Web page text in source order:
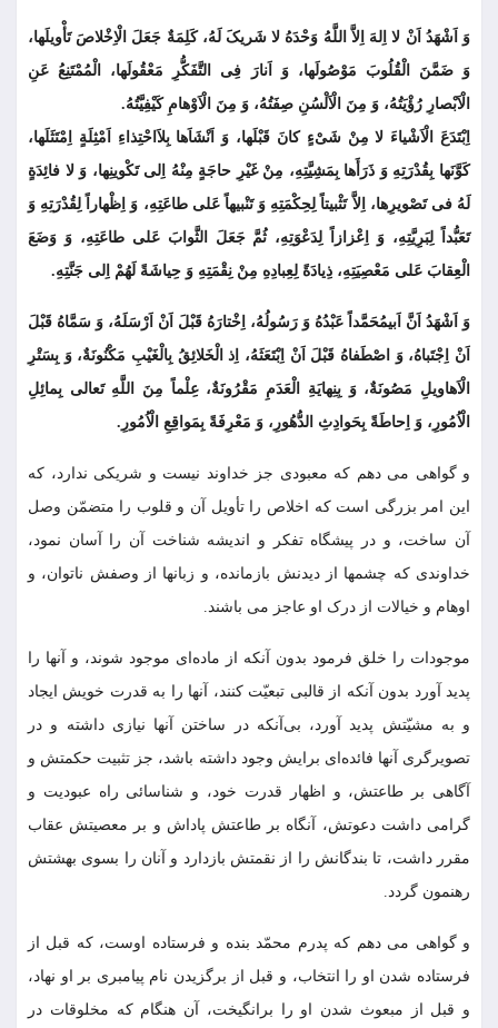
وَ اَشْهَدُ اَنْ لا اِلهَ اِلاَّ اللَّهُ وَحْدَهُ لا شَریکَ لَهُ، کَلِمَةٌ جَعَلَ الْاِخْلاصَ تَأْویلَها،
وَ ضَمَّنَ الْقُلُوبَ مَوْصُولَها، وَ اَنارَ فِی التَّفَکُّرِ مَعْقُولَها، الْمُمْتَنِعُ عَنِ
الْاَبْصارِ رُؤْیَتُهُ، وَ مِنَ الْاَلْسُنِ صِفَتُهُ، وَ مِنَ الْاَوْهامِ کَیْفِیَّتُهُ.
اِبْتَدَعَ الْاَشْیاءَ لا مِنْ شَىْ‏ءٍ کانَ قَبْلَها، وَ اَنْشَاَها بِلاَاحْتِذاءِ اَمْثِلَةٍ اِمْتَثَلَها،
کَوَّنَها بِقُدْرَتِهِ وَ ذَرَأَها بِمَشِیَّتِهِ، مِنْ غَیْرِ حاجَةٍ مِنْهُ اِلى تَکْوینِها، وَ لا فائِدَةٍ
لَهُ فی تَصْویرِها، اِلاَّ تَثْبیتاً لِحِکْمَتِهِ وَ تَنْبیهاً عَلی طاعَتِهِ، وَ اِظْهاراً لِقُدْرَتِهِ وَ
تَعَبُّداً لِبَرِیَّتِهِ، وَ اِعْزازاً لِدَعْوَتِهِ، ثُمَّ جَعَلَ الثَّوابَ عَلی طاعَتِهِ، وَ وَضَعَ
الْعِقابَ عَلی مَعْصِیَتِهِ، ذِیادَةً لِعِبادِهِ مِنْ نِقْمَتِهِ وَ حِیاشَةً لَهُمْ اِلى جَنَّتِهِ.
وَ اَشْهَدُ اَنَّ اَبی‏مُحَمَّداً عَبْدُهُ وَ رَسُولُهُ، اِخْتارَهُ قَبْلَ اَنْ اَرْسَلَهُ، وَ سَمَّاهُ قَبْلَ
اَنْ اِجْتَباهُ، وَ اصْطَفاهُ قَبْلَ اَنْ اِبْتَعَثَهُ، اِذ الْخَلائِقُ بِالْغَیْبِ مَکْنُونَةٌ، وَ بِسَتْرِ
الْاَهاویلِ مَصُونَةٌ، وَ بِنِهایَةِ الْعَدَمِ مَقْرُونَةٌ، عِلْماً مِنَ اللَّهِ تَعالی بِمائِلِ
الْاُمُورِ، وَ اِحاطَةً بِحَوادِثِ الدُّهُورِ، وَ مَعْرِفَةً بِمَواقِعِ الْاُمُورِ.
و گواهى می دهم که معبودى جز خداوند نیست و شریکى ندارد، که
این امر بزرگى است که اخلاص را تأویل آن و قلوب را متضمّن وصل
آن ساخت، و در پیشگاه تفکر و اندیشه شناخت آن را آسان نمود،
خداوندى که چشم‏ها از دیدنش بازمانده، و زبانها از وصفش ناتوان، و
اوهام و خیالات از درک او عاجز می باشند.
موجودات را خلق فرمود بدون آنکه از ماده‌اى موجود شوند، و آنها را
پدید آورد بدون آنکه از قالبى تبعیّت کنند، آنها را به قدرت خویش ایجاد
و به مشیّتش پدید آورد، بی‌‏آنکه در ساختن آنها نیازى داشته و در
تصویرگرى آنها فائده‌‏اى برایش وجود داشته باشد، جز تثبیت حکمتش و
آگاهى بر طاعتش، و اظهار قدرت خود، و شناسائى راه عبودیت و
گرامى داشت دعوتش، آنگاه بر طاعتش پاداش و بر معصیتش عقاب
مقرر داشت، تا بندگانش را از نقمتش بازدارد و آنان را بسوى بهشتش
رهنمون گردد.
و گواهى می دهم که پدرم محمّد بنده و فرستاده اوست، که قبل از
فرستاده شدن او را انتخاب، و قبل از برگزیدن نام پیامبرى بر او نهاد،
و قبل از مبعوث شدن او را برانگیخت، آن هنگام که مخلوقات در